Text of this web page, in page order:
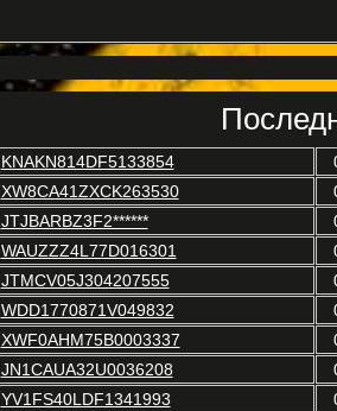
KNAKN814DF5133854
XW8CA41ZXCK263530
JTJBARBZ3F2******
WAUZZZ4L77D016301
JTMCV05J304207555
WDD1770871V049832
XWF0AHM75B0003337
JN1CAUA32U0036208
YV1FS40LDF1341993